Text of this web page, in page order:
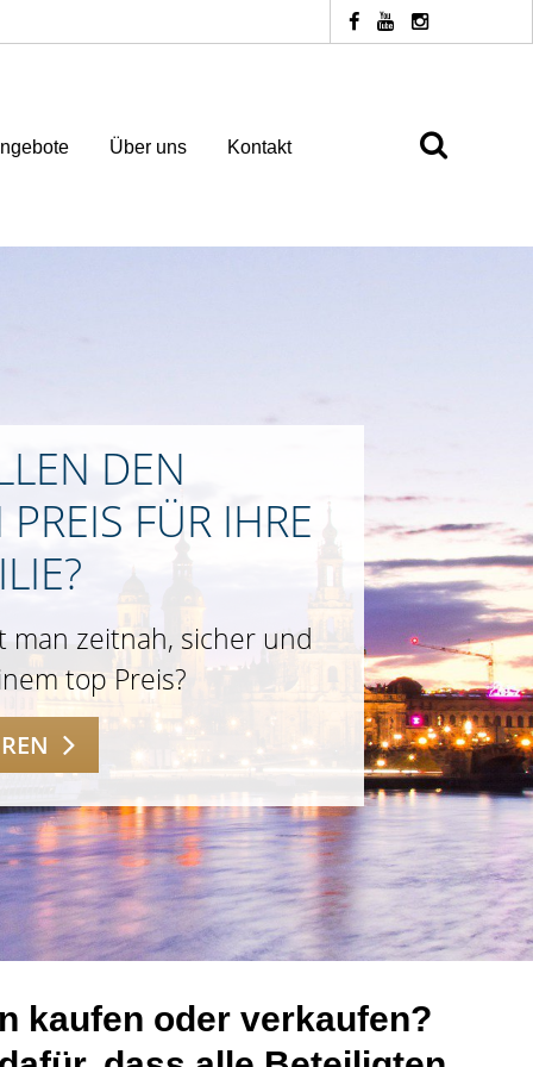
Über uns Kontakt
DEN
FÜR IHRE
man zeitnah, sicher und
top Preis?
kaufen oder verkaufen?